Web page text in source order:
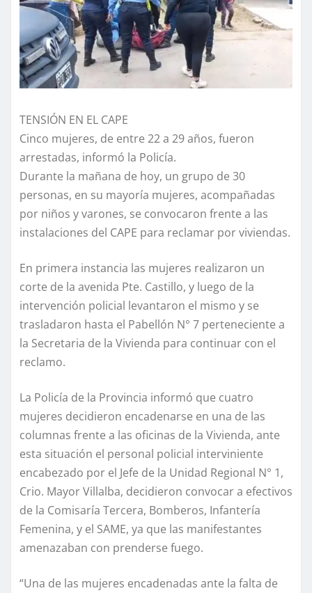
TENSIÓN EN EL CAPE
Cinco mujeres, de entre 22 a 29 años, fueron
arrestadas, informó la Policía.
Durante la mañana de hoy, un grupo de 30
personas, en su mayoría mujeres, acompañadas
por niños y varones, se convocaron frente a las
instalaciones del CAPE para reclamar por viviendas.
En primera instancia las mujeres realizaron un
corte de la avenida Pte. Castillo, y luego de la
intervención policial levantaron el mismo y se
trasladaron hasta el Pabellón N° 7 perteneciente a
la Secretaria de la Vivienda para continuar con el
reclamo.
La Policía de la Provincia informó que cuatro
mujeres decidieron encadenarse en una de las
columnas frente a las oficinas de la Vivienda, ante
esta situación el personal policial interviniente
encabezado por el Jefe de la Unidad Regional N° 1,
Crio. Mayor Villalba, decidieron convocar a efectivos
de la Comisaría Tercera, Bomberos, Infantería
Femenina, y el SAME, ya que las manifestantes
amenazaban con prenderse fuego.
“Una de las mujeres encadenadas ante la falta de